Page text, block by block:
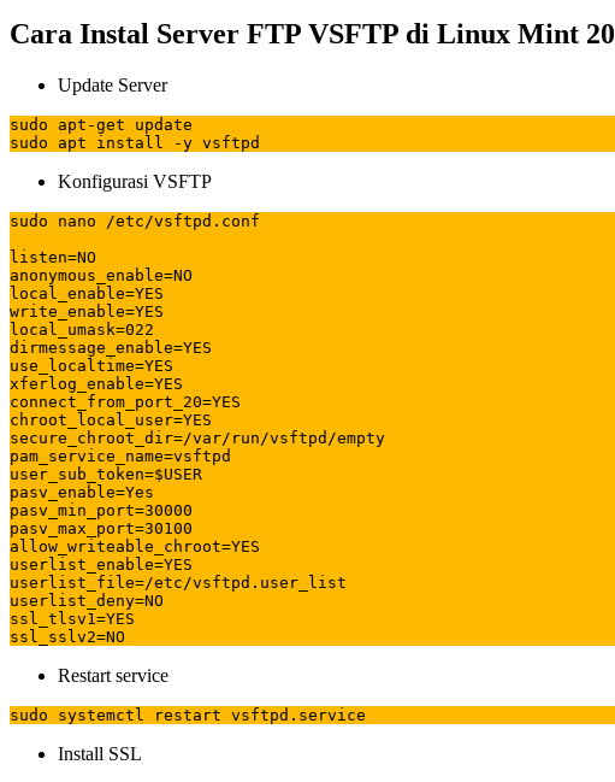
Cara Instal Server FTP VSFTP di Linux Mint 20
Update Server
sudo apt-get update
sudo apt install -y vsftpd
Konfigurasi VSFTP
sudo nano /etc/vsftpd.conf
listen=NO
anonymous_enable=NO
local_enable=YES
write_enable=YES
local_umask=022
dirmessage_enable=YES
use_localtime=YES
xferlog_enable=YES
connect_from_port_20=YES
chroot_local_user=YES
secure_chroot_dir=/var/run/vsftpd/empty
pam_service_name=vsftpd
user_sub_token=$USER
pasv_enable=Yes
pasv_min_port=30000
pasv_max_port=30100
allow_writeable_chroot=YES
userlist_enable=YES
userlist_file=/etc/vsftpd.user_list
userlist_deny=NO
ssl_tlsv1=YES
ssl_sslv2=NO
Restart service
sudo systemctl restart vsftpd.service
Install SSL